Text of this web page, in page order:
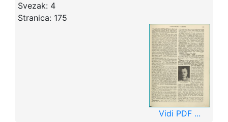
Svezak: 4
Stranica: 175
Vidi PDF ...